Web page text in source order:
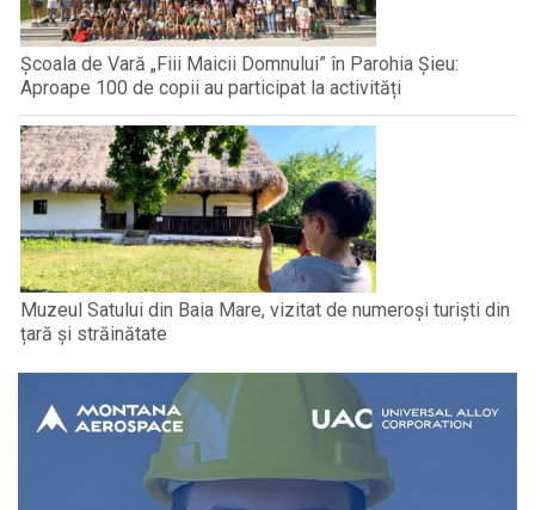
Școala de Vară „Fiii Maicii Domnului” în Parohia Șieu:
Aproape 100 de copii au participat la activități
Muzeul Satului din Baia Mare, vizitat de numeroși turiști din
țară și străinătate